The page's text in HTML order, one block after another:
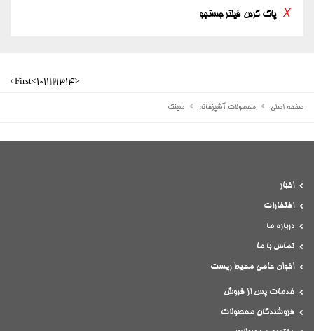
X پاک کردن فیلتر جستجو
‹ First<1011121314>
صفحه اصلی محصولات آشپزخانه سینک
اخبار
افتخارات
درباره ما
تماس با ما
اخوان حامی محیط ریست
خدمات پس از فروش
فروشندگان محصولات